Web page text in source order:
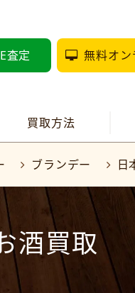
査定 無料オン
買取方法
ブランデー 日
酒買取